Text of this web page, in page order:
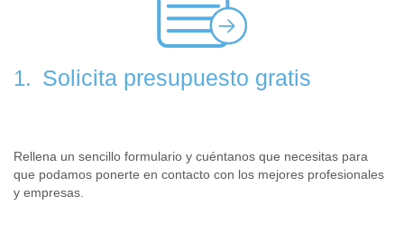
1. Solicita presupuesto gratis
Rellena un sencillo formulario y cuéntanos que necesitas para
que podamos ponerte en contacto con los mejores profesionales
y empresas.